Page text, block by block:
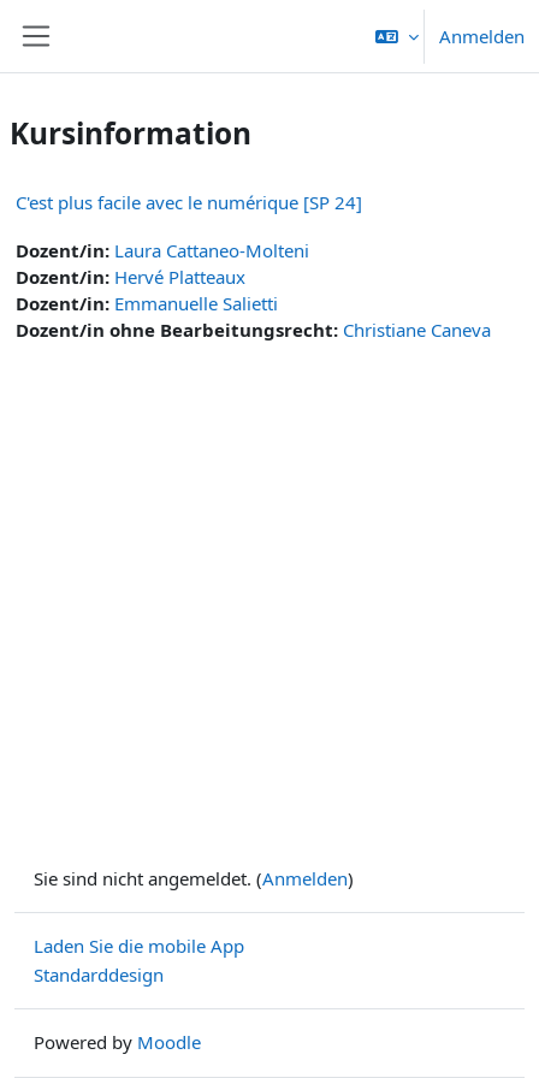
Anmelden
Kursinformation
C'est plus facile avec le numérique [SP 24]
Dozent/in: Laura Cattaneo-Molteni
Dozent/in: Hervé Platteaux
Dozent/in: Emmanuelle Salietti
Dozent/in ohne Bearbeitungsrecht: Christiane Caneva
Sie sind nicht angemeldet. (Anmelden)
Laden Sie die mobile App
Standarddesign
Powered by Moodle